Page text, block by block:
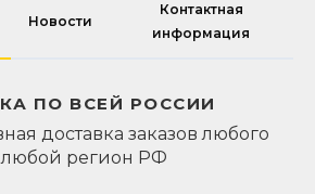
Новости
Контактная
информация
ПО ВСЕЙ РОССИИ
доставка заказов любого
регион РФ